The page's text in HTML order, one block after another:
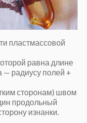
пластмассовой
равна длине
— радиусу полей +
сторонам) швом
продольный
изнанки.